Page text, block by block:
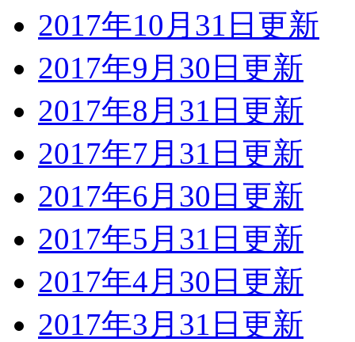
2017年10月31日更新
2017年9月30日更新
2017年8月31日更新
2017年7月31日更新
2017年6月30日更新
2017年5月31日更新
2017年4月30日更新
2017年3月31日更新